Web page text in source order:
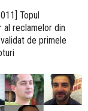
Topul
al reclamelor din
de primele